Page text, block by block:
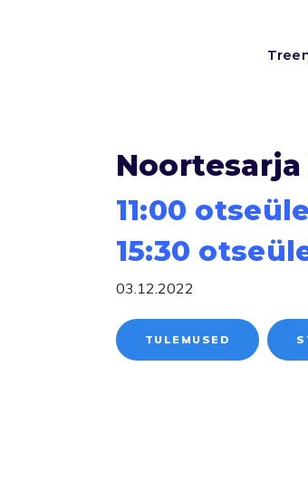
Noortesarja
11:00
15:30
03.12.2022
TULEMUSED